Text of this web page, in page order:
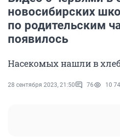
новосибирских
по родительским
появилось
Насекомых нашли в
28 сентября 2023, 21:50 76 10